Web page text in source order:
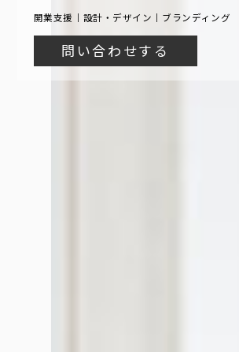
開業支援 設計・デザイン ブランディング
問い合わせする